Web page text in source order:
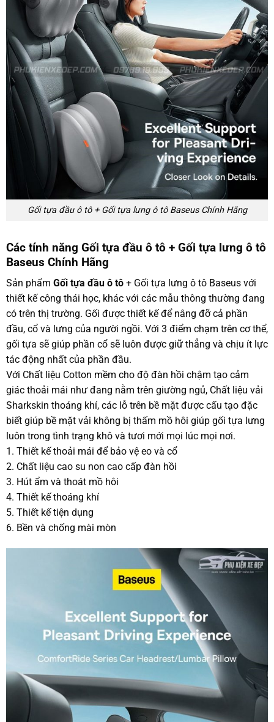
Gối tựa đầu ô tô + Gối tựa lưng ô tô Baseus Chính Hãng
Các tính năng Gối tựa đầu ô tô + Gối tựa lưng ô tô
Baseus Chính Hãng
Sản phẩm Gối tựa đầu ô tô+ Gối tựa lưng ô tô Baseus với
thiết kế công thái học, khác với các mẫu thông thường đang
có trên thị trường. Gối được thiết kế để nâng đỡ cả phần
đầu, cổ và lưng của người ngồi. Với 3 điểm chạm trên cơ thể,
gối tựa sẽ giúp phần cổ sẽ luôn được giữ thẳng và chịu ít lực
tác động nhất của phần đầu.
Với Chất liệu Cotton mềm cho độ đàn hồi chậm tạo cảm
giác thoải mái như đang nằm trên giường ngủ, Chất liệu vải
Sharkskin thoáng khí, các lỗ trên bề mặt được cấu tạo đặc
biết giúp bề mặt vải không bị thấm mồ hôi giúp gối tựa lưng
luôn trong tình trạng khô và tươi mới mọi lúc mọi nơi.
1. Thiết kế thoải mái để bảo vệ eo và cổ
2. Chất liệu cao su non cao cấp đàn hồi
3. Hút ẩm và thoát mồ hôi
4. Thiết kế thoáng khí
5. Thiết kế tiện dụng
6. Bền và chống mài mòn